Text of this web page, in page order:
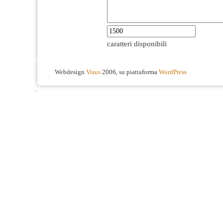
caratteri disponibili
Webdesign Visus 2006, su piattaforma WordPress